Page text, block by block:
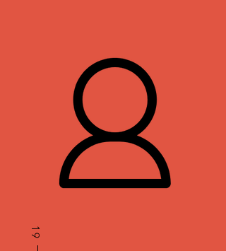
19